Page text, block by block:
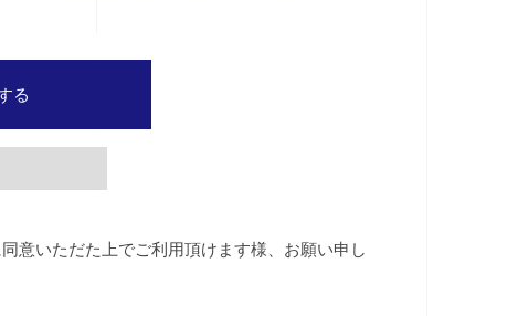
る
意いただた上でご利用頂けます様、お願い申し